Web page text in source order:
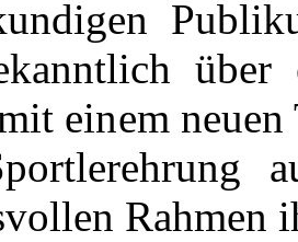
einem
Rahmen